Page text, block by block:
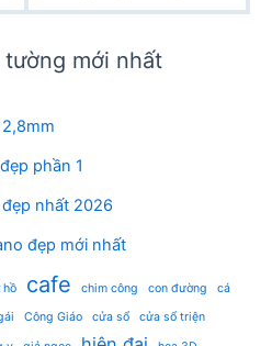
tường mới nhất
phần 1
nhất 2026
đẹp mới nhất
hồ cafe chim công con đường
cá
Công Giáo cửa sổ cửa sổ triện